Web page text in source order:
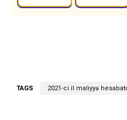
TAGS 2021-ci il maliyyə hesabatı